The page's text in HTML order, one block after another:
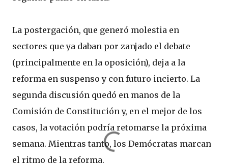
La postergación, que generó molestia en
sectores que ya daban por zanjado el debate
(principalmente en la oposición), deja a la
reforma en suspenso y con futuro incierto. La
segunda discusión quedó en manos de la
Comisión de Constitución y, en el mejor de los
casos, la votación podría retomarse la próxima
semana. Mientras tanto, los Demócratas marcan
el ritmo de la reforma.